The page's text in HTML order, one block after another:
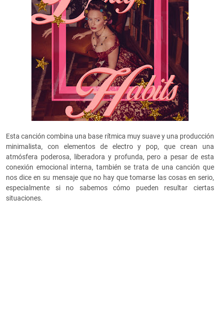
Esta canción combina una base rítmica muy suave y una producción
minimalista, con elementos de electro y pop, que crean una
atmósfera poderosa, liberadora y profunda, pero a pesar de esta
conexión emocional interna, también se trata de una canción que
nos dice en su mensaje que no hay que tomarse las cosas en serio,
especialmente si no sabemos cómo pueden resultar ciertas
situaciones.